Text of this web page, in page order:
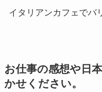
イタリアンカフェでバ
お仕事の感想や日
かせください。